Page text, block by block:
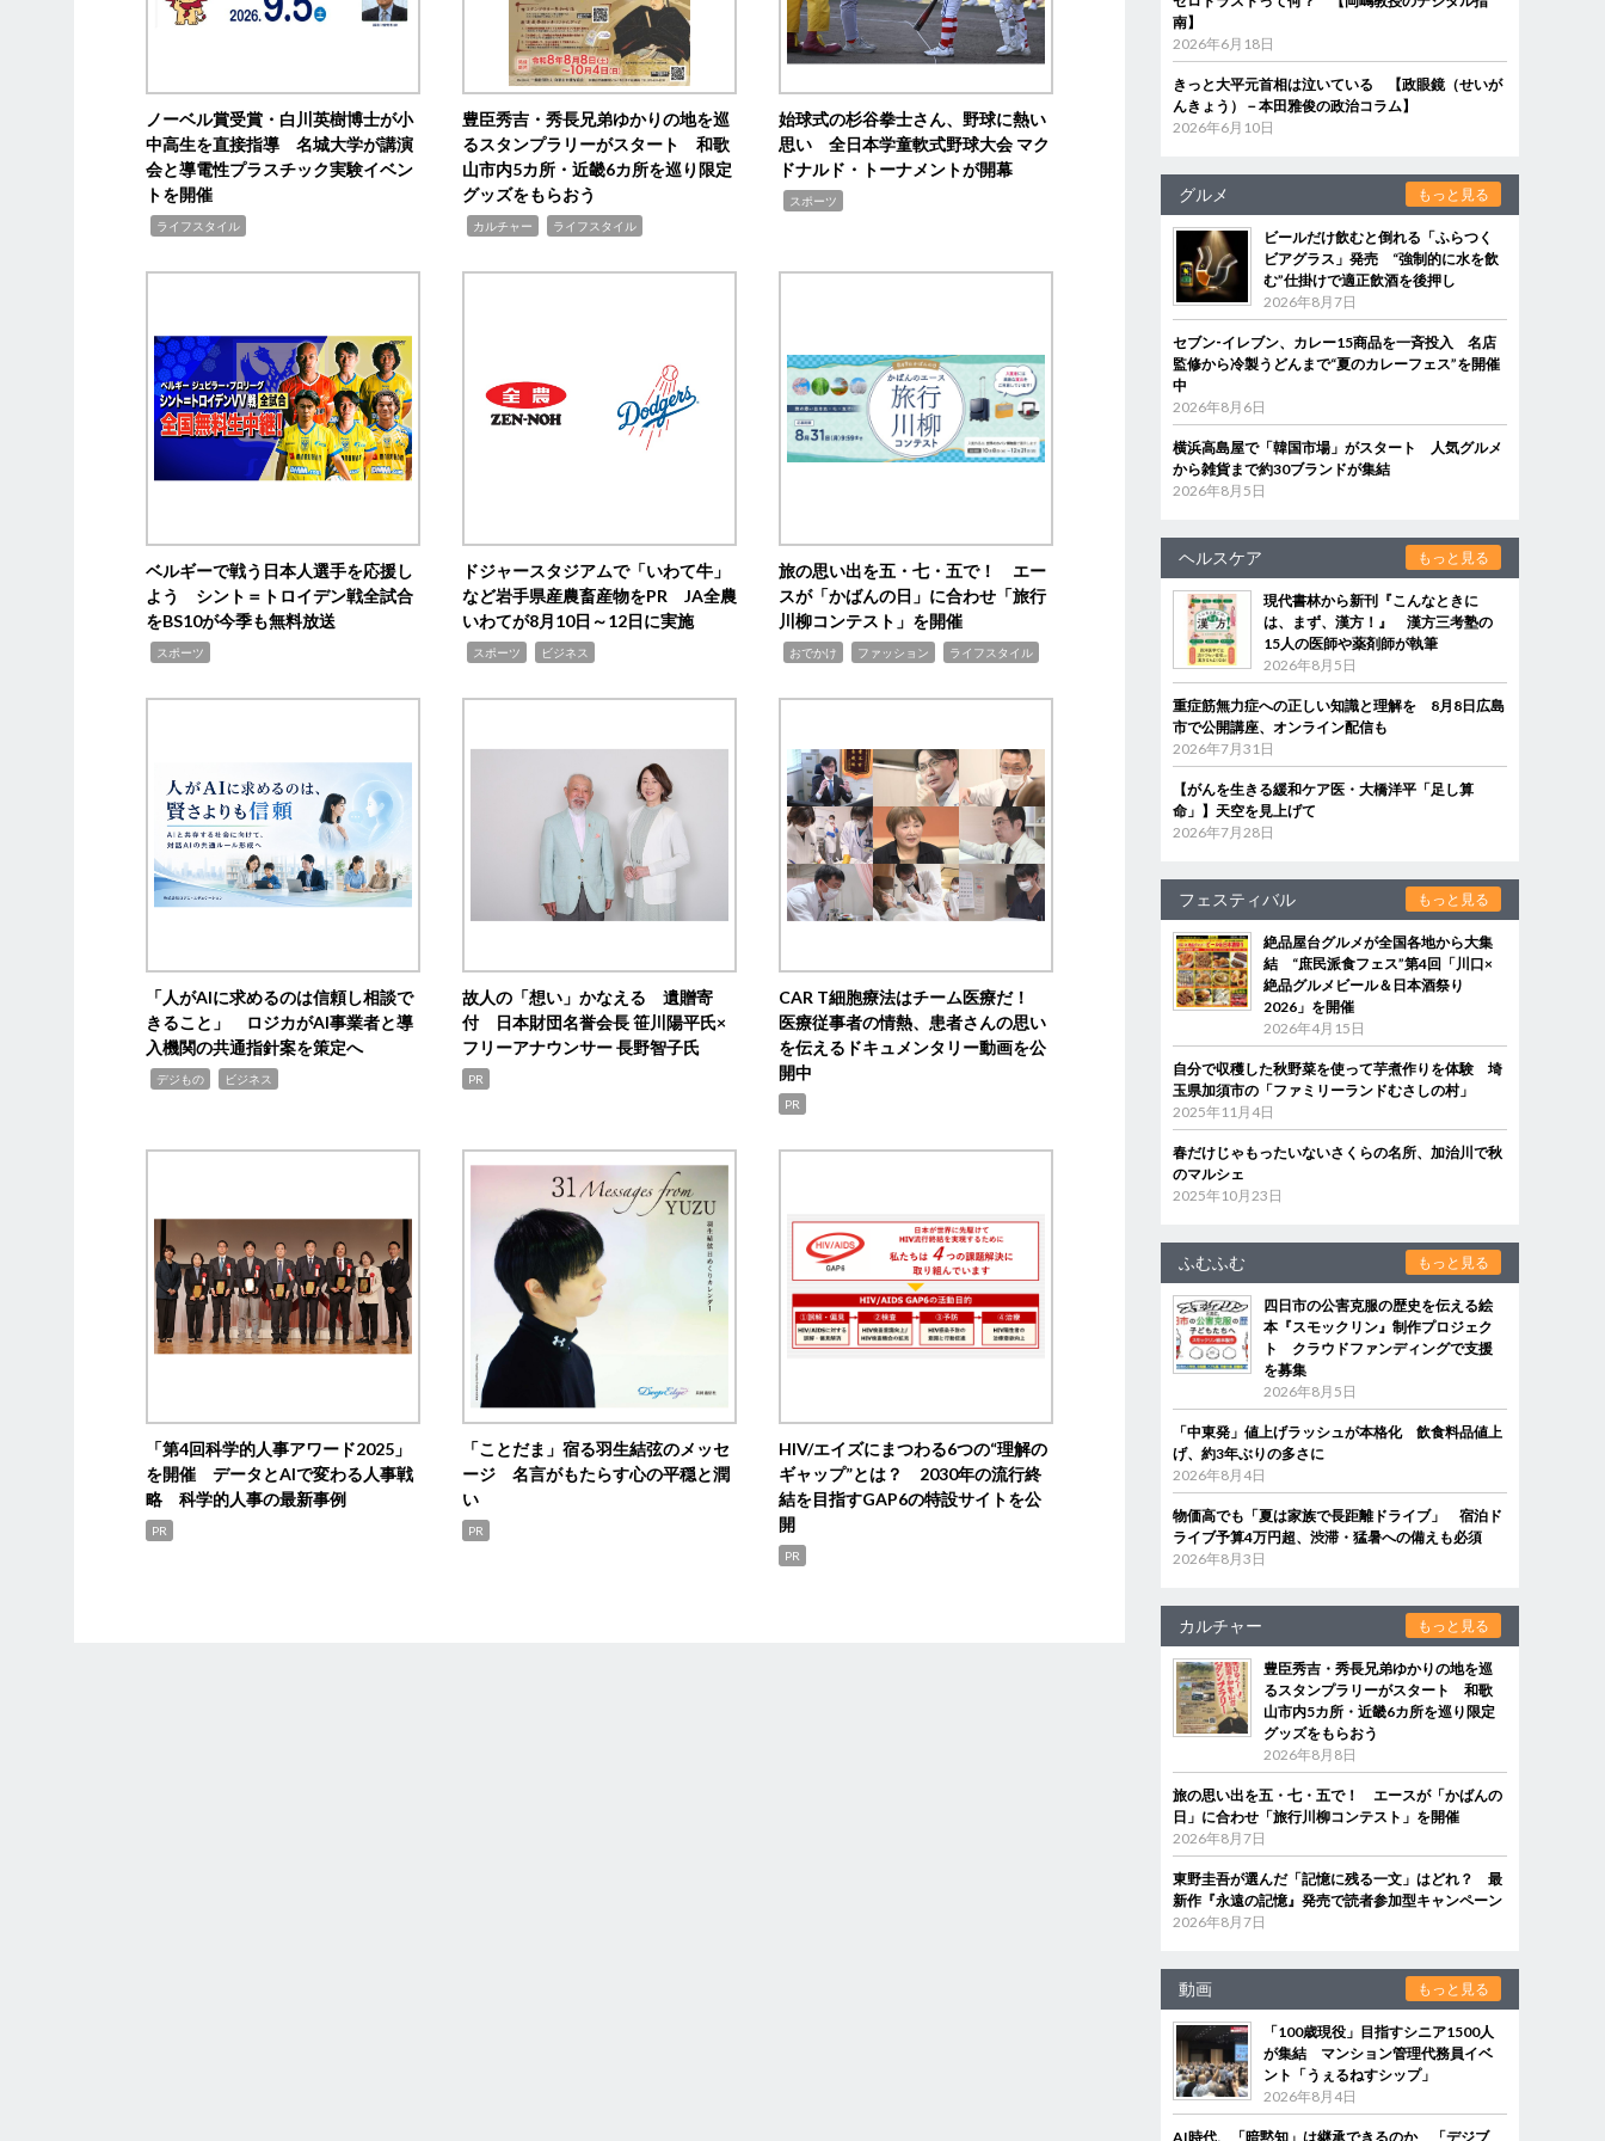
ノーベル賞受賞・白川英樹博士が小
中高生を直接指導 名城大学が講演
会と導電性プラスチック実験イベン
トを開催
ライフスタイル
豊臣秀吉・秀長兄弟ゆかりの地を巡
るスタンプラリーがスタート 和歌
山市内5カ所・近畿6カ所を巡り限定
グッズをもらおう
カルチャー ライフスタイル
始球式の杉谷拳士さん、野球に熱い
思い 全日本学童軟式野球大会 マク
ドナルド・トーナメントが開幕
スポーツ
ベルギーで戦う日本人選手を応援し
よう シント＝トロイデン戦全試合
をBS10が今季も無料放送
スポーツ
ドジャースタジアムで「いわて牛」
など岩手県産農畜産物をPR JA全農
いわてが8月10日～12日に実施
スポーツ ビジネス
旅の思い出を五・七・五で！ エー
スが「かばんの日」に合わせ「旅行
川柳コンテスト」を開催
おでかけ ファッション ライフスタイル
「人がAIに求めるのは信頼し相談で
きること」 ロジカがAI事業者と導
入機関の共通指針案を策定へ
デジもの ビジネス
故人の「想い」かなえる 遺贈寄
付 日本財団名誉会長 笹川陽平氏×
フリーアナウンサー 長野智子氏
PR
CAR T細胞療法はチーム医療だ！
医療従事者の情熱、患者さんの思い
を伝えるドキュメンタリー動画を公
開中
PR
「第4回科学的人事アワード2025」
を開催 データとAIで変わる人事戦
略 科学的人事の最新事例
PR
「ことだま」宿る羽生結弦のメッセ
ージ 名言がもたらす心の平穏と潤
い
PR
HIV/エイズにまつわる6つの“理解の
ギャップ”とは？ 2030年の流行終
結を目指すGAP6の特設サイトを公
開
PR
南】
2026年6月18日
きっと大平元首相は泣いている 【政眼鏡（せいが
んきょう）－本田雅俊の政治コラム】
2026年6月10日
グルメ もっと見る
ビールだけ飲むと倒れる「ふらつく
ビアグラス」発売 “強制的に水を飲
む”仕掛けで適正飲酒を後押し
2026年8月7日
セブン‐イレブン、カレー15商品を一斉投入 名店
監修から冷製うどんまで“夏のカレーフェス”を開催
中
2026年8月6日
横浜高島屋で「韓国市場」がスタート 人気グルメ
から雑貨まで約30ブランドが集結
2026年8月5日
ヘルスケア もっと見る
現代書林から新刊『こんなときに
は、まず、漢方！』 漢方三考塾の
15人の医師や薬剤師が執筆
2026年8月5日
重症筋無力症への正しい知識と理解を 8月8日広島
市で公開講座、オンライン配信も
2026年7月31日
【がんを生きる緩和ケア医・大橋洋平「足し算
命」】天空を見上げて
2026年7月28日
フェスティバル もっと見る
絶品屋台グルメが全国各地から大集
結 “庶民派食フェス”第4回「川口×
絶品グルメビール＆日本酒祭り
2026」を開催
2026年4月15日
自分で収穫した秋野菜を使って芋煮作りを体験 埼
玉県加須市の「ファミリーランドむさしの村」
2025年11月4日
春だけじゃもったいないさくらの名所、加治川で秋
のマルシェ
2025年10月23日
ふむふむ もっと見る
四日市の公害克服の歴史を伝える絵
本『スモックリン』制作プロジェク
ト クラウドファンディングで支援
を募集
2026年8月5日
「中東発」値上げラッシュが本格化 飲食料品値上
げ、約3年ぶりの多さに
2026年8月4日
物価高でも「夏は家族で長距離ドライブ」 宿泊ド
ライブ予算4万円超、渋滞・猛暑への備えも必須
2026年8月3日
カルチャー もっと見る
豊臣秀吉・秀長兄弟ゆかりの地を巡
るスタンプラリーがスタート 和歌
山市内5カ所・近畿6カ所を巡り限定
グッズをもらおう
2026年8月8日
旅の思い出を五・七・五で！ エースが「かばんの
日」に合わせ「旅行川柳コンテスト」を開催
2026年8月7日
東野圭吾が選んだ「記憶に残る一文」はどれ？ 最
新作『永遠の記憶』発売で読者参加型キャンペーン
2026年8月7日
動画 もっと見る
「100歳現役」目指すシニア1500人
が集結 マンション管理代務員イベ
ント「うぇるねすシップ」
2026年8月4日
AI時代、「暗黙知」は継承できるのか 「デジブ